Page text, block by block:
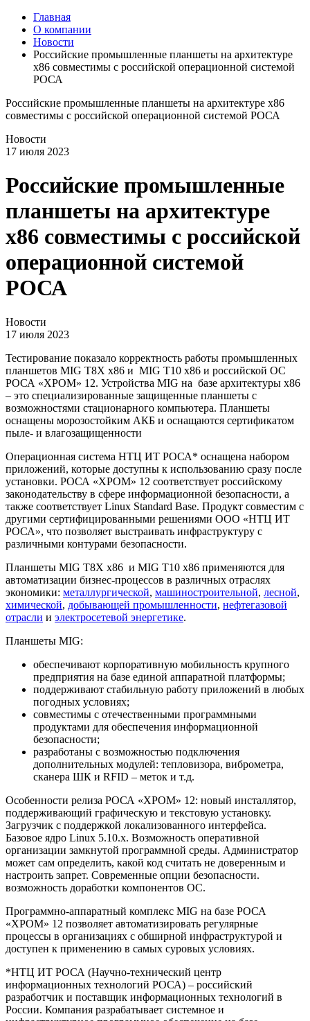
Главная
О компании
Новости
Российские промышленные планшеты на архитектуре
x86 совместимы с российской операционной системой
РОСА
Российские промышленные планшеты на архитектуре x86
совместимы с российской операционной системой РОСА
Новости
17 июля 2023
Российские промышленные
планшеты на архитектуре
x86 совместимы с российской
операционной системой
РОСА
Новости
17 июля 2023
Тестирование показало корректность работы промышленных
планшетов MIG T8X x86 и MIG T10 x86 и российской ОС
РОСА «ХРОМ» 12. Устройства MIG на базе архитектуры x86
– это специализированные защищенные планшеты с
возможностями стационарного компьютера. Планшеты
оснащены морозостойким АКБ и оснащаются сертификатом
пыле- и влагозащищенности
Операционная система НТЦ ИТ РОСА* оснащена набором
приложений, которые доступны к использованию сразу после
установки. РОСА «ХРОМ» 12 соответствует российскому
законодательству в сфере информационной безопасности, а
также соответствует Linux Standard Base. Продукт совместим с
другими сертифицированными решениями ООО «НТЦ ИТ
РОСА», что позволяет выстраивать инфраструктуру с
различными контурами безопасности.
Планшеты MIG T8X x86 и MIG T10 x86 применяются для
автоматизации бизнес-процессов в различных отраслях
экономики: металлургической, машиностроительной, лесной,
химической, добывающей промышленности, нефтегазовой
отрасли и электросетевой энергетике.
Планшеты MIG:
обеспечивают корпоративную мобильность крупного
предприятия на базе единой аппаратной платформы;
поддерживают стабильную работу приложений в любых
погодных условиях;
совместимы с отечественными программными
продуктами для обеспечения информационной
безопасности;
разработаны с возможностью подключения
дополнительных модулей: тепловизора, виброметра,
сканера ШК и RFID – меток и т.д.
Особенности релиза РОСА «ХРОМ» 12: новый инсталлятор,
поддерживающий графическую и текстовую установку.
Загрузчик с поддержкой локализованного интерфейса.
Базовое ядро Linux 5.10.x. Возможность оперативной
организации замкнутой программной среды. Администратор
может сам определить, какой код считать не доверенным и
настроить запрет. Современные опции безопасности.
возможность доработки компонентов ОС.
Программно-аппаратный комплекс MIG на базе РОСА
«ХРОМ» 12 позволяет автоматизировать регулярные
процессы в организациях с обширной инфраструктурой и
доступен к применению в самых суровых условиях.
*НТЦ ИТ РОСА (Научно-технический центр
информационных технологий РОСА) – российский
разработчик и поставщик информационных технологий в
России. Компания разрабатывает системное и